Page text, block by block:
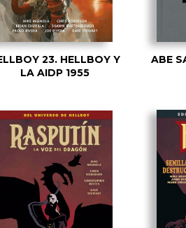
23. HELLBOY Y
LA AIDP 1955
ABE